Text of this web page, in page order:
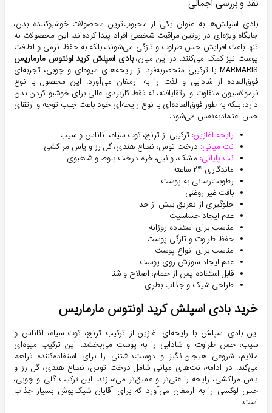
نقد و بررسی اجمالی
بادی اسپلش‌ها به عنوان یکی از محبوب‌ترین محصولات خوشبوکننده بدن،
جایگاه ویژه‌ای در روتین مراقبت شخصی افراد پیدا کرده‌اند. این محصولات نه
تنها باعث افزایش حس طراوت و تازگی می‌شوند، بلکه به حفظ نرمی و لطافت
پوست نیز کمک می‌کنند. در این میان،بادی اسپلش کرید اونتوس مارماریس
MARMARIS با ترکیبی منحصر‌به‌فرد از رایحه‌های میوه‌ای و چوبی، تجربه‌ای
فوق‌العاده از شادابی و لذت را به ارمغان می‌آورد. این محصول با نوع
فرمولاسیون متفاوت و ارتقایافته، نه فقط کاربردی عالی برای خوشبو کردن بدن
دارد، بلکه به طور فوق‌العاده‌ای با نوع رایحه‌ای خود باعث جلب توجه و ارتقای
حس اعتمادبه‌نفس می‌شود.
رایحه آغازین: ترکیبی از ترنج، توت سیاه، آناناس و سیب
نت میانی: درخت توس، نعناع هندی، گل رز و یاس مراکشی
نت پایانی: مشک، وانیل، خزه درخت بلوط و شاهبوی
ماندگاری ۲۴ ساعته
رطوبت‌رسانی به پوست
بافت غیر روغنی
جلوگیری از تعریق بیش از حد
عدم ایجاد حساسیت
مناسب برای استفاده روزانه
حفظ طراوت و تازگی پوست
مناسب برای انواع پوست
عدم ایجاد سوزش روی پوست
قابل استفاده پس از حمام، اصلاح و شنا
طراحی شیک و جذاب بطری
خرید بادی اسپلش کرید اونتوس مارماریس
این بادی اسپلش با رایحه‌ای آغازین از ترکیب ترنج، توت سیاه، آناناس و
سیب، حس طراوت و شادابی را به پوست می‌بخشد. این ترکیب میوه‌ای
ملایم، شروعی هیجان‌انگیز و دوست‌داشتنی را برای استفاده‌کننده فراهم
می‌کند. در ادامه، نت‌های میانی شامل درخت توس، نعناع هندی، گل رز و
یاس مراکشی، رایحه را غنی‌تر و عمیق‌تر می‌سازند. این ترکیب گلی و چوبی،
حس لوکسی را به ارمغان می‌آورد که برای آقایان شیک‌پوش بسیار جذاب
است.